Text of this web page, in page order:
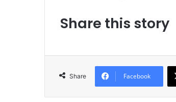
Share this story
Share Facebook